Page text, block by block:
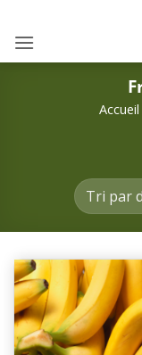
au
contenu
Accueil